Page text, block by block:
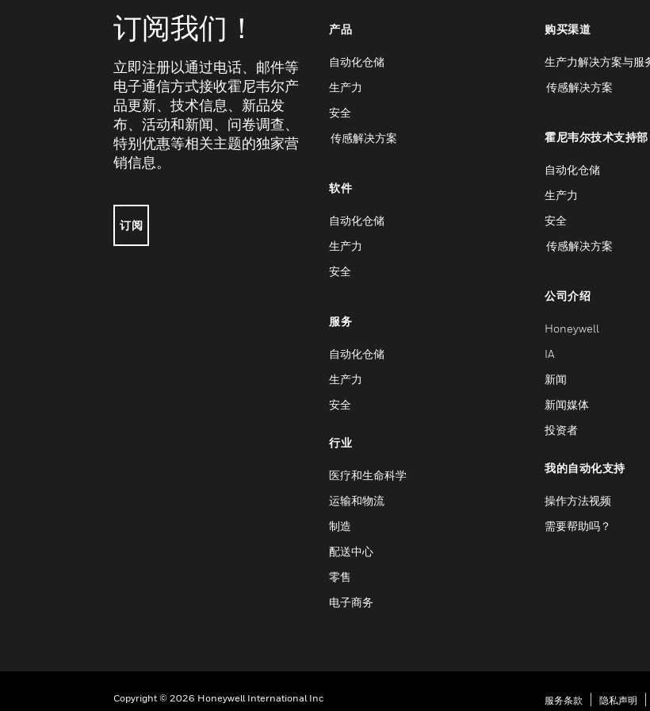
订阅我们！
立即注册以通过电话、邮件等
电子通信方式接收霍尼韦尔产
品更新、技术信息、新品发
布、活动和新闻、问卷调查、
特别优惠等相关主题的独家营
销信息。
订阅
产品
自动化仓储
生产力
安全
传感解决方案
软件
自动化仓储
生产力
安全
服务
自动化仓储
生产力
安全
行业
医疗和生命科学
运输和物流
制造
配送中心
零售
电子商务
购买渠道
生产力解决方案与服
传感解决方案
霍尼韦尔技术支持部
自动化仓储
生产力
安全
传感解决方案
公司介绍
Honeywell
IA
新闻
新闻媒体
投资者
我的自动化支持
操作方法视频
需要帮助吗？
Copyright © 2026 Honeywell International Inc 服务条款 隐私声明